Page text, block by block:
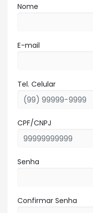
Nome
E-mail
Tel. Celular
CPF/CNPJ
Senha
Confirmar Senha